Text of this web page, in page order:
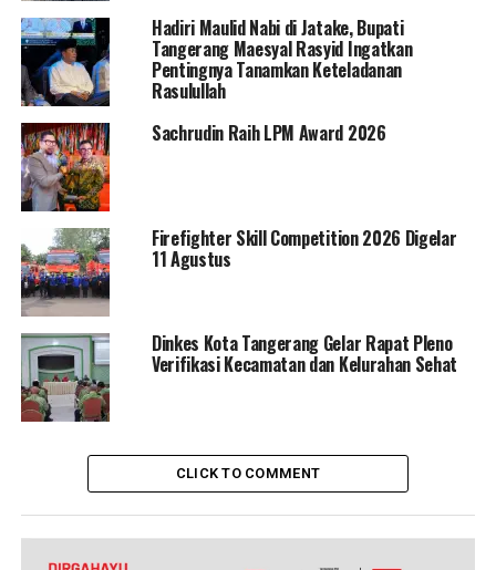
Hadiri Maulid Nabi di Jatake, Bupati
Tangerang Maesyal Rasyid Ingatkan
Pentingnya Tanamkan Keteladanan
Rasulullah
Sachrudin Raih LPM Award 2026
Firefighter Skill Competition 2026 Digelar
11 Agustus
Dinkes Kota Tangerang Gelar Rapat Pleno
Verifikasi Kecamatan dan Kelurahan Sehat
CLICK TO COMMENT